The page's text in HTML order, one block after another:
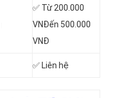
✅ Từ 200.000
VNĐến 500.000
VNĐ
✅ Liên hệ